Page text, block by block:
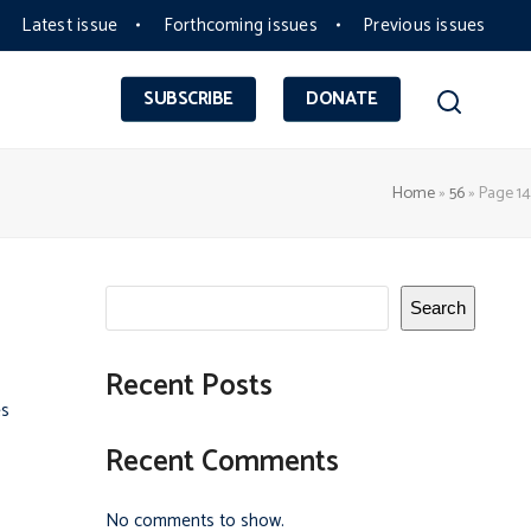
Latest issue Forthcoming issues Previous issues
SUBSCRIBE DONATE
Home»56» Page 14
Search
Recent Posts
Recent Comments
No comments to show.